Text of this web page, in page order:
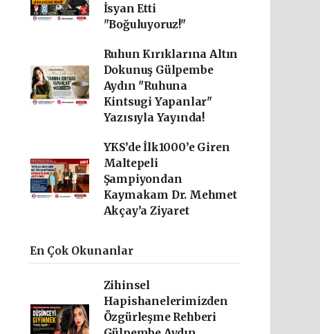
İsyan Etti
"Boğuluyoruz!"
Ruhun Kırıklarına Altın
Dokunuş Gülpembe
Aydın "Ruhuna
Kintsugi Yapanlar"
Yazısıyla Yayında!
YKS’de İlk1000’e Giren
Maltepeli
Şampiyondan
Kaymakam Dr. Mehmet
Akçay’a Ziyaret
En Çok Okunanlar
Zihinsel
Hapishanelerimizden
Özgürleşme Rehberi